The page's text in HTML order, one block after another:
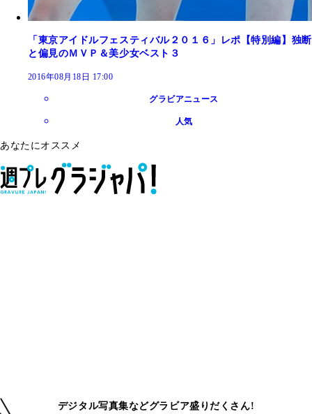
「東京アイドルフェスティバル２０１６」レポ【特別編】独断
と偏見のＭＶＰ＆美少女ベスト３
2016年08月18日 17:00
グラビアニュース
人気
あなたにオススメ
デジタル写真集などグラビア盛りだくさん!